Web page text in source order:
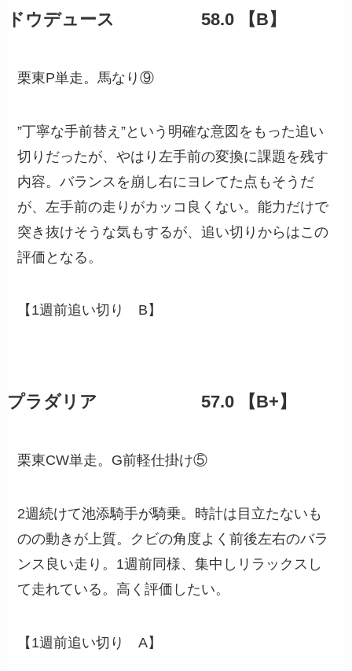
ドウデュース 58.0 【B】
栗東P単走。馬なり⑨
”丁寧な手前替え”という明確な意図をもった追い
切りだったが、やはり左手前の変換に課題を残す
内容。バランスを崩し右にヨレてた点もそうだ
が、左手前の走りがカッコ良くない。能力だけで
突き抜けそうな気もするが、追い切りからはこの
評価となる。
【1週前追い切り B】
プラダリア 57.0 【B+】
栗東CW単走。G前軽仕掛け⑤
2週続けて池添騎手が騎乗。時計は目立たないも
のの動きが上質。クビの角度よく前後左右のバラ
ンス良い走り。1週前同様、集中しリラックスし
て走れている。高く評価したい。
【1週前追い切り A】